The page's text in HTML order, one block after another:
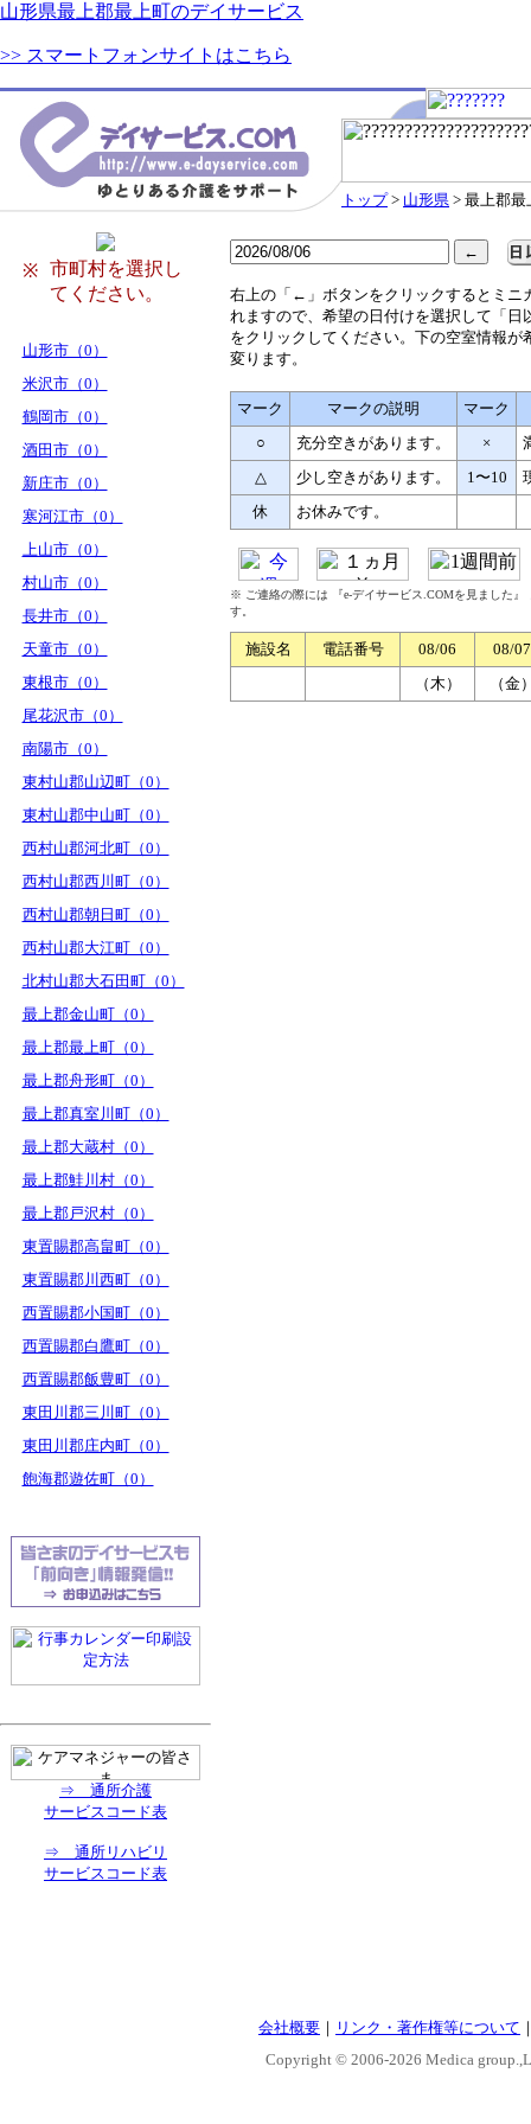
山形県最上郡最上町のデイサービス
>> スマートフォンサイトはこちら
トップ> 山形県 > 最上郡最
※
市町村を選択し
てください。
山形市（0）
米沢市（0）
鶴岡市（0）
酒田市（0）
新庄市（0）
寒河江市（0）
上山市（0）
村山市（0）
長井市（0）
天童市（0）
東根市（0）
尾花沢市（0）
南陽市（0）
東村山郡山辺町（0）
東村山郡中山町（0）
西村山郡河北町（0）
西村山郡西川町（0）
西村山郡朝日町（0）
西村山郡大江町（0）
北村山郡大石田町（0）
最上郡金山町（0）
最上郡最上町（0）
最上郡舟形町（0）
最上郡真室川町（0）
最上郡大蔵村（0）
最上郡鮭川村（0）
最上郡戸沢村（0）
東置賜郡高畠町（0）
東置賜郡川西町（0）
西置賜郡小国町（0）
西置賜郡白鷹町（0）
西置賜郡飯豊町（0）
東田川郡三川町（0）
東田川郡庄内町（0）
飽海郡遊佐町（0）
⇒ 通所介護
サービスコード表
⇒ 通所リハビリ
サービスコード表
右上の「←」ボタンをクリックするとミニ
れますので、希望の日付けを選択して「日
をクリックしてください。下の空室情報が
変ります。
マーク マークの説明
マーク
○
充分空きがあります。 ×
△
少し空きがあります。 1〜10
休
お休みです。
※ ご連絡の際には 『e-デイサービス.COMを見ました
す。
施設名 電話番号 08/06
08/07
（木）
（金
会社概要 ｜ リンク・著作権等について
Copyright © 2006-2026 Medica